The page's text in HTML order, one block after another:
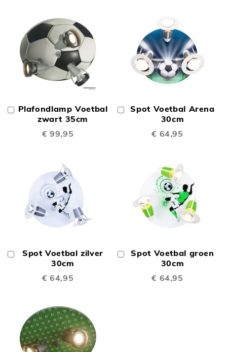
Plafondlamp Voetbal
zwart 35cm
€ 99,95
In
Winkelwagen
Spot Voetbal Arena
30cm
€ 64,95
In
Winkelwagen
Spot Voetbal zilver
30cm
€ 64,95
In
Winkelwagen
Spot Voetbal groen
30cm
€ 64,95
In
Winkelwagen